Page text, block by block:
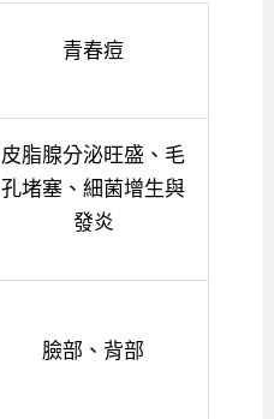
青春痘
皮脂腺分泌旺盛、毛
孔堵塞、細菌增生與
發炎
臉部、背部